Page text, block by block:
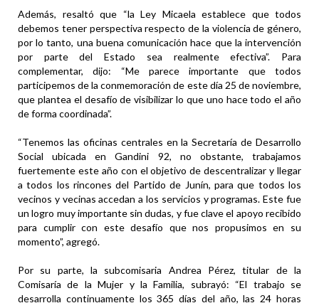
Además, resaltó que “la Ley Micaela establece que todos
debemos tener perspectiva respecto de la violencia de género,
por lo tanto, una buena comunicación hace que la intervención
por parte del Estado sea realmente efectiva”. Para
complementar, dijo: “Me parece importante que todos
participemos de la conmemoración de este día 25 de noviembre,
que plantea el desafío de visibilizar lo que uno hace todo el año
de forma coordinada”.
“Tenemos las oficinas centrales en la Secretaría de Desarrollo
Social ubicada en Gandini 92, no obstante, trabajamos
fuertemente este año con el objetivo de descentralizar y llegar
a todos los rincones del Partido de Junín, para que todos los
vecinos y vecinas accedan a los servicios y programas. Este fue
un logro muy importante sin dudas, y fue clave el apoyo recibido
para cumplir con este desafío que nos propusimos en su
momento”, agregó.
Por su parte, la subcomisaria Andrea Pérez, titular de la
Comisaría de la Mujer y la Familia, subrayó: “El trabajo se
desarrolla continuamente los 365 días del año, las 24 horas